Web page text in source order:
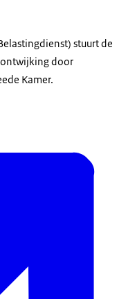
stuurt de
door
Kamer.